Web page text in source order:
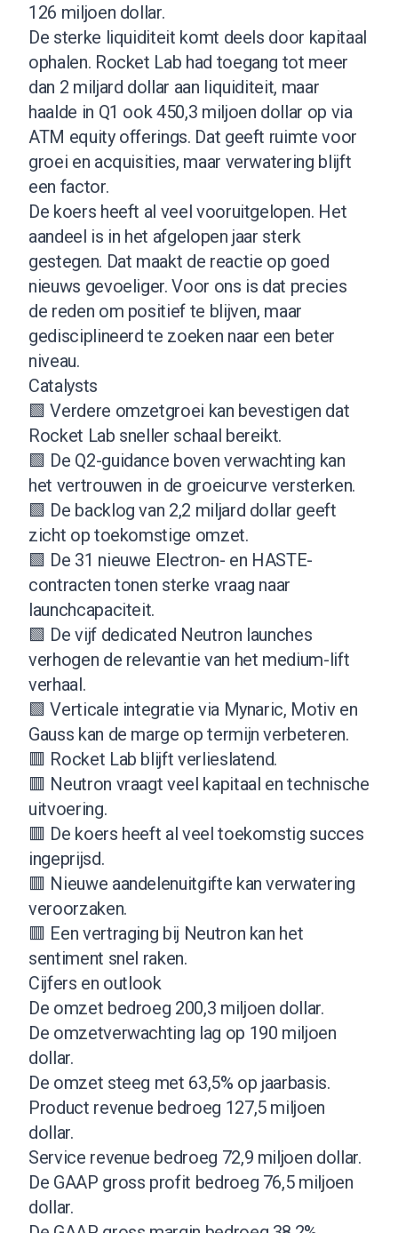
126 miljoen dollar.
De sterke liquiditeit komt deels door kapitaal
ophalen. Rocket Lab had toegang tot meer
dan 2 miljard dollar aan liquiditeit, maar
haalde in Q1 ook 450,3 miljoen dollar op via
ATM equity offerings. Dat geeft ruimte voor
groei en acquisities, maar verwatering blijft
een factor.
De koers heeft al veel vooruitgelopen. Het
aandeel is in het afgelopen jaar sterk
gestegen. Dat maakt de reactie op goed
nieuws gevoeliger. Voor ons is dat precies
de reden om positief te blijven, maar
gedisciplineerd te zoeken naar een beter
niveau.
Catalysts
🟩 Verdere omzetgroei kan bevestigen dat
Rocket Lab sneller schaal bereikt.
🟩 De Q2-guidance boven verwachting kan
het vertrouwen in de groeicurve versterken.
🟩 De backlog van 2,2 miljard dollar geeft
zicht op toekomstige omzet.
🟩 De 31 nieuwe Electron- en HASTE-
contracten tonen sterke vraag naar
launchcapaciteit.
🟩 De vijf dedicated Neutron launches
verhogen de relevantie van het medium-lift
verhaal.
🟩 Verticale integratie via Mynaric, Motiv en
Gauss kan de marge op termijn verbeteren.
🟥 Rocket Lab blijft verlieslatend.
🟥 Neutron vraagt veel kapitaal en technische
uitvoering.
🟥 De koers heeft al veel toekomstig succes
ingeprijsd.
🟥 Nieuwe aandelenuitgifte kan verwatering
veroorzaken.
🟥 Een vertraging bij Neutron kan het
sentiment snel raken.
Cijfers en outlook
De omzet bedroeg 200,3 miljoen dollar.
De omzetverwachting lag op 190 miljoen
dollar.
De omzet steeg met 63,5% op jaarbasis.
Product revenue bedroeg 127,5 miljoen
dollar.
Service revenue bedroeg 72,9 miljoen dollar.
De GAAP gross profit bedroeg 76,5 miljoen
dollar.